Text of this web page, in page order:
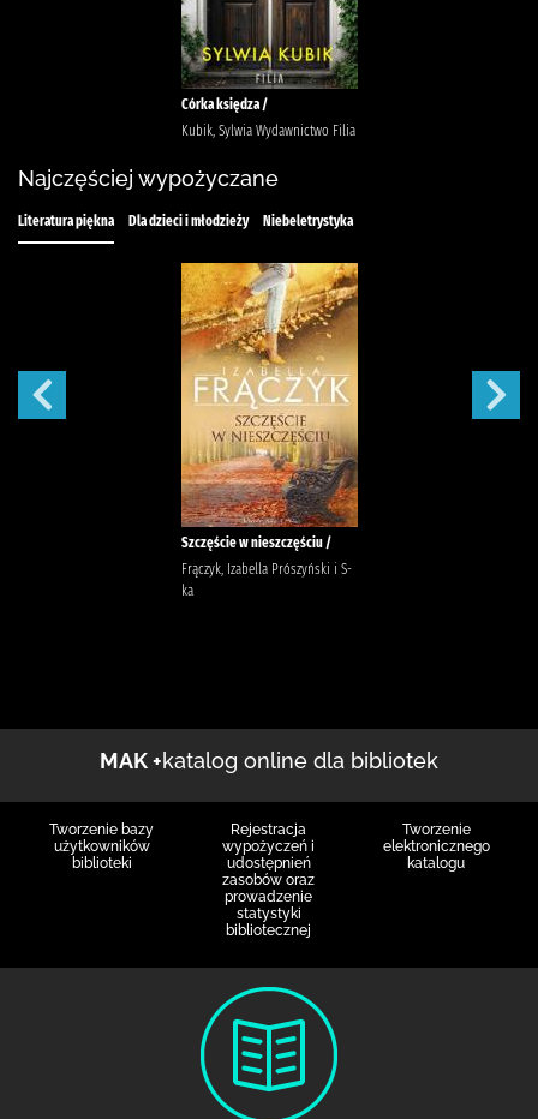
Córka księdza /
Kubik, Sylwia Wydawnictwo Filia
Najczęściej wypożyczane
Literatura piękna Dla dzieci i młodzieży Niebeletrystyka
Szczęście w nieszczęściu /
Frączyk, Izabella Prószyński i S-
ka
MAK +katalog online dla bibliotek
Tworzenie bazy
użytkowników
biblioteki
Rejestracja
wypożyczeń i
udostępnień
zasobów oraz
prowadzenie
statystyki
bibliotecznej
Tworzenie
elektronicznego
katalogu